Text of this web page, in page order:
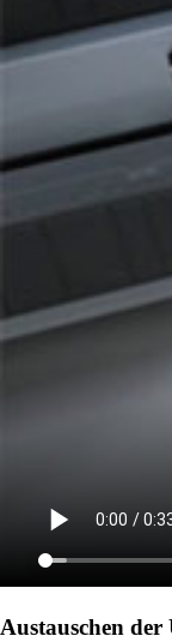
Austauschen